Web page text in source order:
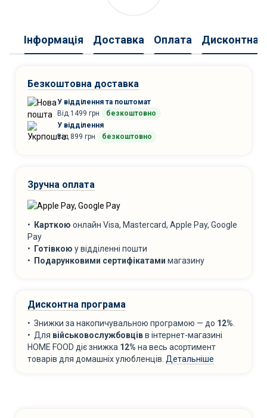
Інформація Доставка Оплата Дисконтна
Безкоштовна доставка
У відділення та поштомат
Від 1499 грн
безкоштовно
У відділення
Від 899 грн
безкоштовно
Зручна оплата
• Карткою онлайн Visa, Mastercard, Apple Pay, Google
Pay
•
Готівкою у відділенні пошти
•
Подарунковими сертифікатами магазину
Дисконтна програма
• Знижки за накопичувальною програмою — до 12%
• Для військовослужбовцівв інтернет-магазині
HOME FOOD діє знижка 12% на весь асортимент
товарів для домашніх улюбленців. Детальніше